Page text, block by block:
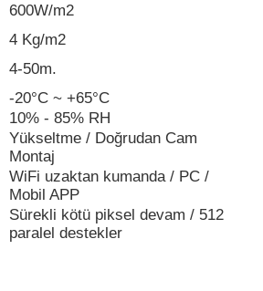
600W/m2
4 Kg/m2
4-50m.
-20°C ~ +65°C
10% - 85% RH
Yükseltme / Doğrudan Cam
Montaj
WiFi uzaktan kumanda / PC /
Mobil APP
Sürekli kötü piksel devam / 512
paralel destekler